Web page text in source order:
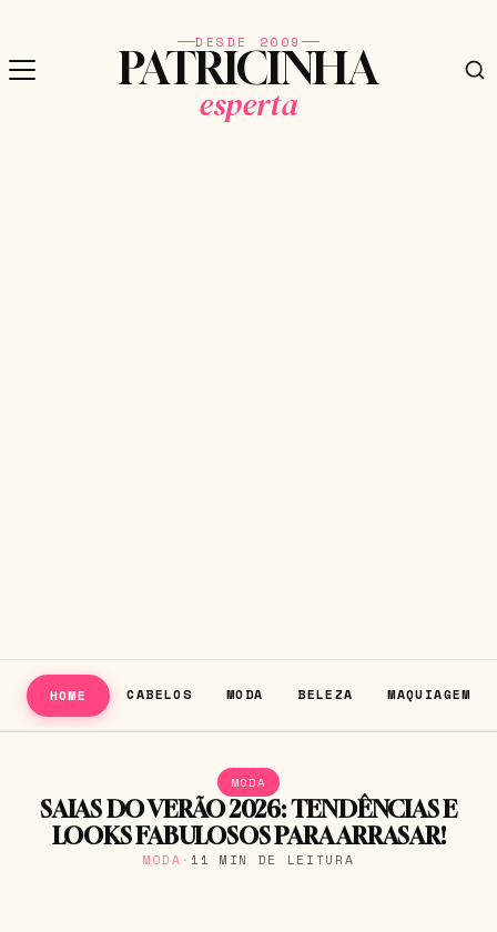
DESDE 2009
PATRICINHA
esperta
HOME CABELOS MODA BELEZA MAQUIAGEM
MODA
SAIAS DO VERÃO 2026: TENDÊNCIAS E
LOOKS FABULOSOS PARA ARRASAR!
MODA · 11 MIN DE LEITURA